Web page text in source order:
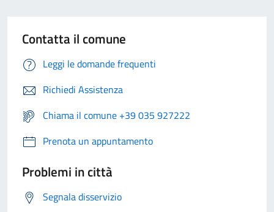
Contatta il comune
Leggi le domande frequenti
Richiedi Assistenza
Chiama il comune +39 035 927222
Prenota un appuntamento
Problemi in città
Segnala disservizio